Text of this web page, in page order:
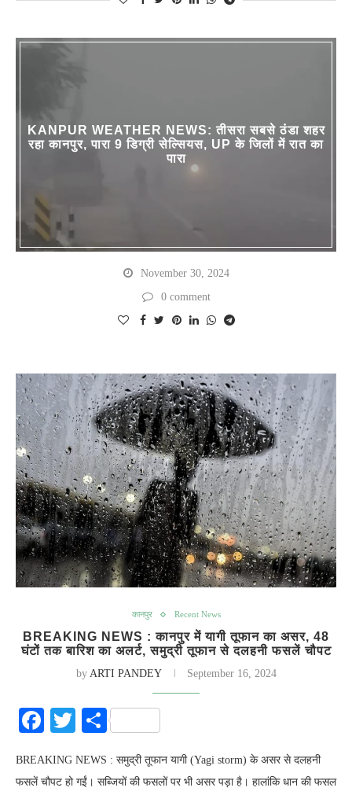
KANPUR WEATHER NEWS: तीसरा सबसे ठंडा शहर
रहा कानपुर, पारा 9 डिग्री सेल्सियस, UP के जिलों में रात का
पारा
November 30, 2024
0 comment
कानपुर Recent News
BREAKING NEWS : कानपुर में यागी तूफान का असर, 48
घंटों तक बारिश का अलर्ट, समुद्री तूफान से दलहनी फसलें चौपट
by ARTI PANDEY September 16, 2024
Facebook
Twitter
Share
BREAKING NEWS : समुद्री तूफान यागी (Yagi storm) के असर से दलहनी
फसलें चौपट हो गईं। सब्जियों की फसलों पर भी असर पड़ा है। हालांकि धान की फसल